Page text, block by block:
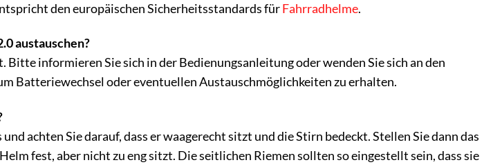
den europäischen Sicherheitsstandards fürFahrradhelme.
austauschen?
Bitte informieren Sie sich in der Bedienungsanleitung oder wenden Sie sich an den
Batteriewechsel oder eventuellen Austauschmöglichkeiten zu erhalten.
achten Sie darauf, dass er waagerecht sitzt und die Stirn bedeckt. Stellen Sie dann das
fest, aber nicht zu eng sitzt. Die seitlichen Riemen sollten so eingestellt sein, dass sie